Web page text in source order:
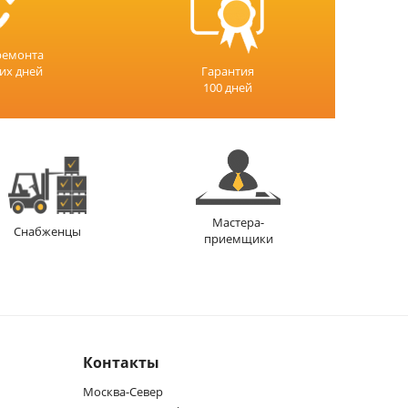
дней
Гарантия
100 дней
Снабженцы
Мастера-
приемщики
Контакты
Москва-Север